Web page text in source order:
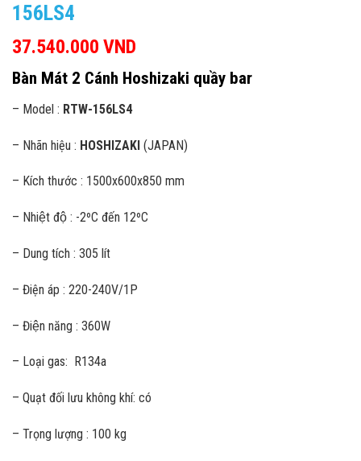
156LS4
37.540.000 VND
Bàn Mát 2 Cánh Hoshizaki quầy bar
– Model : RTW-156LS4
– Nhãn hiệu : HOSHIZAKI (JAPAN)
– Kích thước : 1500x600x850 mm
– Nhiệt độ : -2ºC đến 12ºC
– Dung tích : 305 lít
– Điện áp : 220-240V/1P
– Điện năng : 360W
– Loại gas: R134a
– Quạt đối lưu không khí: có
– Trọng lượng : 100 kg